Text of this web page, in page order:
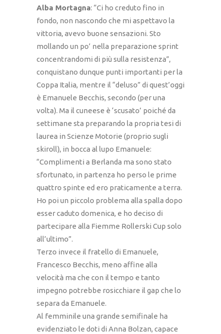
Alba Mortagna: “Ci ho creduto fino in
fondo, non nascondo che mi aspettavo la
vittoria, avevo buone sensazioni. Sto
mollando un po’ nella preparazione sprint
concentrandomi di più sulla resistenza”,
conquistano dunque punti importanti per la
Coppa Italia, mentre il “deluso” di quest’oggi
è Emanuele Becchis, secondo (per una
volta). Ma il cuneese è ‘scusato’ poiché da
settimane sta preparando la propria tesi di
laurea in Scienze Motorie (proprio sugli
skiroll), in bocca al lupo Emanuele:
“Complimenti a Berlanda ma sono stato
sfortunato, in partenza ho perso le prime
quattro spinte ed ero praticamente a terra.
Ho poi un piccolo problema alla spalla dopo
esser caduto domenica, e ho deciso di
partecipare alla Fiemme Rollerski Cup solo
all’ultimo”.
Terzo invece il fratello di Emanuele,
Francesco Becchis, meno affine alla
velocità ma che con il tempo e tanto
impegno potrebbe rosicchiare il gap che lo
separa da Emanuele.
Al femminile una grande semifinale ha
evidenziato le doti di Anna Bolzan, capace